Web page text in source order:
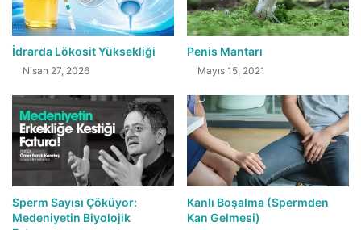
İdrarda Lökosit Yüksekliği
Nisan 27, 2026
Penis Mantarı
Mayıs 15, 2021
Sperm Sayısı Çöküyor:
Medeniyetin Biyolojik
Kanlı Boşalma (Spermden
Kan Gelmesi)